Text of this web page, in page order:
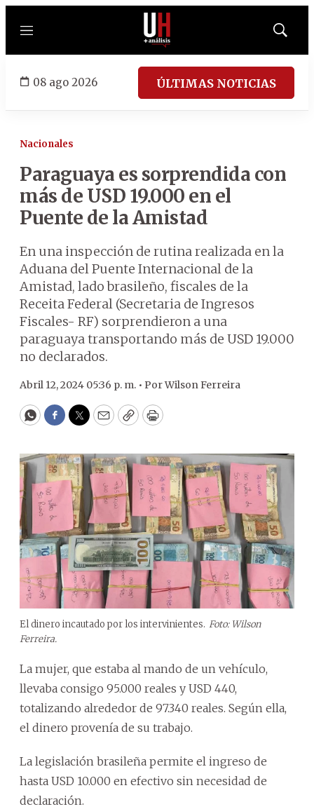
Menú
Mostrar
08 ago 2026 ÚLTIMAS NOTICIAS
Nacionales
Paraguaya es sorprendida con
más de USD 19.000 en el
Puente de la Amistad
En una inspección de rutina realizada en la
Aduana del Puente Internacional de la
Amistad, lado brasileño, fiscales de la
Receita Federal (Secretaria de Ingresos
Fiscales- RF) sorprendieron a una
paraguaya transportando más de USD 19.000
no declarados.
Abril 12, 2024 05:36 p. m. • PorWilson Ferreira
WhatsApp
Facebook
Twitter
EmailCopyPrint
El dinero incautado por los intervinientes. Foto: Wilson
Ferreira.
La mujer, que estaba al mando de un vehículo,
llevaba consigo 95.000 reales y USD 440,
totalizando alrededor de 97.340 reales. Según ella,
el dinero provenía de su trabajo.
La legislación brasileña permite el ingreso de
hasta USD 10.000 en efectivo sin necesidad de
declaración.